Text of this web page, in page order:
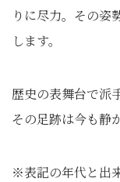
りに尽力。その姿
します。
歴史の表舞台で派
その足跡は今も静
※表記の年代と出